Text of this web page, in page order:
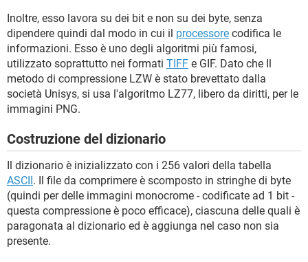
Inoltre, esso lavora su dei bit e non su dei byte, senza
dipendere quindi dal modo in cui il processore codifica le
informazioni. Esso è uno degli algoritmi più famosi,
utilizzato soprattutto nei formati TIFF e GIF. Dato che Il
metodo di compressione LZW è stato brevettato dalla
società Unisys, si usa l'algoritmo LZ77, libero da diritti, per le
immagini PNG.
Costruzione del dizionario
Il dizionario è inizializzato con i 256 valori della tabella
ASCII. Il file da comprimere è scomposto in stringhe di byte
(quindi per delle immagini monocrome - codificate ad 1 bit -
questa compressione è poco efficace), ciascuna delle quali è
paragonata al dizionario ed è aggiunga nel caso non sia
presente.